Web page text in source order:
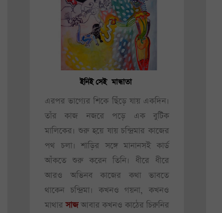
ইনিই সেই মান্ধাতা
এরপর ভাগ্যের শিকে ছিঁড়ে যায় একদিন।
তাঁর কাজ নজরে পড়ে এক বুটিক
মালিকের। শুরু হয়ে যায় চন্দ্রিমার কাজের
পথ চলা। শাড়ির সঙ্গে মানানসই কার্ড
আঁকতে শুরু করেন তিনি। ধীরে ধীরে
আরও অভিনব কাজের কথা ভাবতে
থাকেন চন্দ্রিমা। কখনও গয়না, কখনও
মাথারসাজআবার কখনও কাঠের চিরুনির